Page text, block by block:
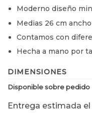
Moderno diseño
Medias 26 cm
Contamos con
Hecha a mano por
DIMENSIONES
Disponible sobre pedido
Entrega estimada